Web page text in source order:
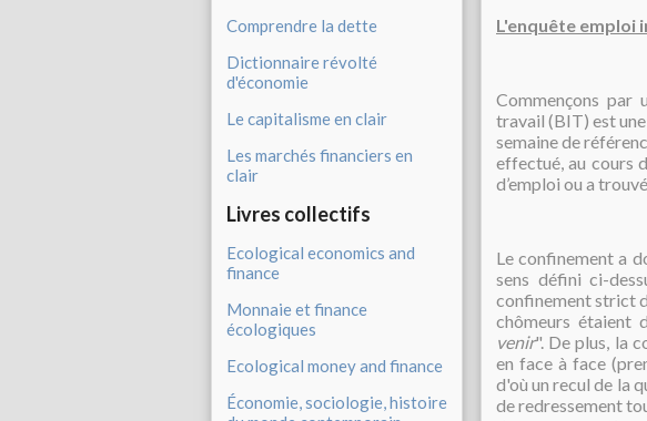
Comprendre la dette
Dictionnaire révolté
d'économie
Le capitalisme en clair
Les marchés financiers en
clair
Livres collectifs
Ecological economics and
finance
Monnaie et finance
écologiques
Ecological money and finance
Économie, sociologie, histoire
L'enquête emploi
Commençons par
travail (BIT) est une
semaine de
effectué, au cours
d’emploi ou a
Le confinement a
sens défini ci-
confinement strict
chômeurs étaient
venir". De plus, la
en face à face
d'où un recul de la
de redressement